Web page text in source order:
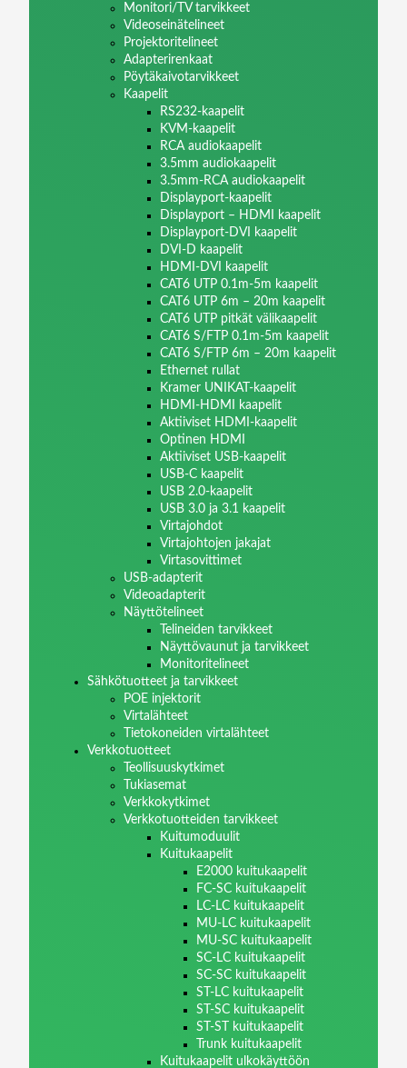
Monitori/TV tarvikkeet
Videoseinätelineet
Projektoritelineet
Adapterirenkaat
Pöytäkaivotarvikkeet
Kaapelit
RS232-kaapelit
KVM-kaapelit
RCA audiokaapelit
3.5mm audiokaapelit
3.5mm-RCA audiokaapelit
Displayport-kaapelit
Displayport – HDMI kaapelit
Displayport-DVI kaapelit
DVI-D kaapelit
HDMI-DVI kaapelit
CAT6 UTP 0.1m-5m kaapelit
CAT6 UTP 6m – 20m kaapelit
CAT6 UTP pitkät välikaapelit
CAT6 S/FTP 0.1m-5m kaapelit
CAT6 S/FTP 6m – 20m kaapelit
Ethernet rullat
Kramer UNIKAT-kaapelit
HDMI-HDMI kaapelit
Aktiiviset HDMI-kaapelit
Optinen HDMI
Aktiiviset USB-kaapelit
USB-C kaapelit
USB 2.0-kaapelit
USB 3.0 ja 3.1 kaapelit
Virtajohdot
Virtajohtojen jakajat
Virtasovittimet
USB-adapterit
Videoadapterit
Näyttötelineet
Telineiden tarvikkeet
Näyttövaunut ja tarvikkeet
Monitoritelineet
Sähkötuotteet ja tarvikkeet
POE injektorit
Virtalähteet
Tietokoneiden virtalähteet
Verkkotuotteet
Teollisuuskytkimet
Tukiasemat
Verkkokytkimet
Verkkotuotteiden tarvikkeet
Kuitumoduulit
Kuitukaapelit
E2000 kuitukaapelit
FC-SC kuitukaapelit
LC-LC kuitukaapelit
MU-LC kuitukaapelit
MU-SC kuitukaapelit
SC-LC kuitukaapelit
SC-SC kuitukaapelit
ST-LC kuitukaapelit
ST-SC kuitukaapelit
ST-ST kuitukaapelit
Trunk kuitukaapelit
Kuitukaapelit ulkokäyttöön